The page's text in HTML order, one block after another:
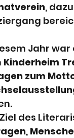
Fußball
,
Jahr war
Kinderheim
zum
des
,